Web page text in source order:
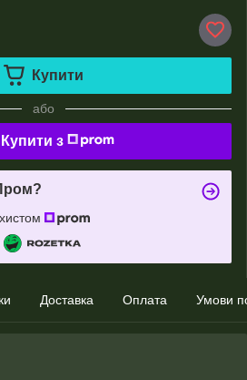
Купити
або
Купити з
Доставка Оплата Умови